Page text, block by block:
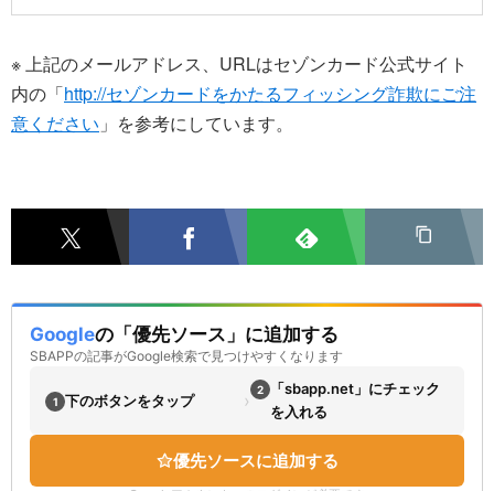
※ 上記のメールアドレス、URLはセゾンカード公式サイト
内の「http://セゾンカードをかたるフィッシング詐欺にご注
意ください 」を参考にしています。
Googleの「優先ソース」に追加する
SBAPPの記事がGoogle検索で見つけやすくなります
1 下のボタンをタップ › 2
「sbapp.net」にチェック
を入れる
優先ソースに追加する